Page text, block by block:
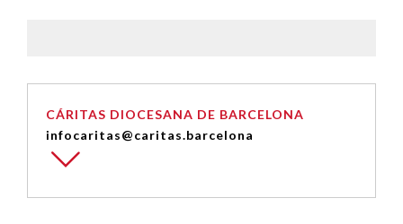
CÁRITAS DIOCESANA DE BARCELONA
infocaritas@caritas.barcelona